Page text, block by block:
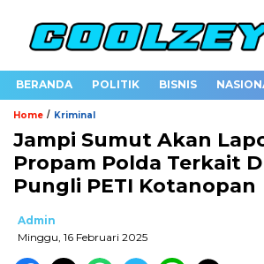
BERANDA POLITIK BISNIS
Home / Kriminal
Jampi Sumut Akan
Propam Polda Terkait
Pungli PETI Kotanopan
Admin
Minggu, 16 Februari 2025